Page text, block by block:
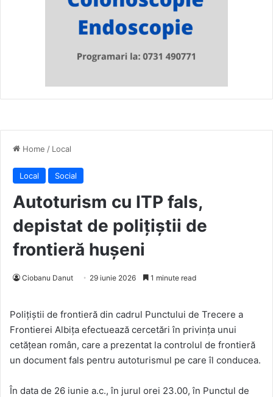
Home / Local
Local Social
Autoturism cu ITP fals,
depistat de polițiștii de
frontieră hușeni
Ciobanu Danut 29 iunie 2026 1 minute read
Poliţiştii de frontieră din cadrul Punctului de Trecere a
Frontierei Albiţa efectuează cercetări în privinţa unui
cetățean român, care a prezentat la controlul de frontieră
un document fals pentru autoturismul pe care îl conducea.
În data de 26 iunie a.c., în jurul orei 23.00, în Punctul de